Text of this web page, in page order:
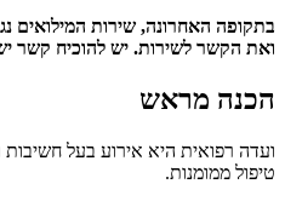
בתקופה האחרונה, שירות המילואים
ואת הקשר לשירות. יש להוכיח קשר
הכנה מראש
ועדה רפואית היא אירוע בעל
טיפול ממומנות.